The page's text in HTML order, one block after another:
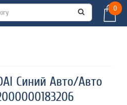
0
Синий Авто/Авто